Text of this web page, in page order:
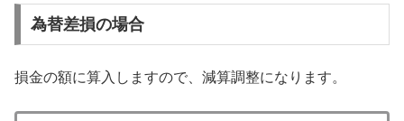
為替差損の場合
損金の額に算入しますので、減算調整になります。